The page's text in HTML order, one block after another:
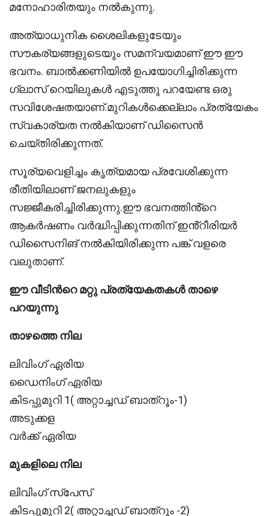
മനോഹാരിതയും നൽകുന്നു.
അത്യാധുനിക ശൈലികളുടേയും
സൗകര്യങ്ങളുടെയും സമന്വയമാണ് ഈ ഈ
ഭവനം. ബാൽക്കണിയിൽ ഉപയോഗിച്ചിരിക്കുന്ന
ഗ്ലാസ് റെയിലുകൾ എടുത്തു പറയേണ്ട ഒരു
സവിശേഷതയാണ്.മുറികൾക്കെല്ലാം പ്രത്യേകം
സ്വകാര്യത നൽകിയാണ് ഡിസൈൻ
ചെയ്തിരിക്കുന്നത്.
സൂര്യവെളിച്ചം കൃത്യമായ പ്രവേശിക്കുന്ന
രീതിയിലാണ് ജനലുകളും
സജ്ജീകരിച്ചിരിക്കുന്നു.ഈ ഭവനത്തിൻ്റെ
ആകർഷണം വർദ്ധിപ്പിക്കുന്നതിന് ഇൻ്റീരിയർ
ഡിസൈനിങ് നൽകിയിരിക്കുന്ന പങ്ക് വളരെ
വലുതാണ്.
ഈ വീടിൻറെ മറ്റു പ്രത്യേകതകൾ താഴെ
പറയുന്നു
താഴത്തെ നില
ലിവിംഗ് ഏരിയ
ഡൈനിംഗ് ഏരിയ
കിടപ്പുമുറി 1( അറ്റാച്ചഡ് ബാത്റൂം-1)
അടുക്കള
വർക്ക് ഏരിയ
മുകളിലെ നില
ലിവിംഗ് സ്പേസ്
കിടപ്പുമുറി 2( അറ്റാച്ചഡ് ബാത്റൂം -2)